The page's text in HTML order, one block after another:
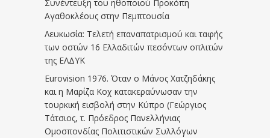
Συνέντευξη του ηθοποιού Προκόπη
Αγαθοκλέους στην Πεμπτουσία
Λευκωσία: Τελετή επαναπατρισμού και ταφής
των οστών 16 Ελλαδιτών πεσόντων οπλιτών
της ΕΛΔΥΚ
Eurovision 1976. Όταν ο Μάνος Χατζηδάκης
και η Μαρίζα Κοχ κατακεραύνωσαν την
τουρκική εισβολή στην Κύπρο (Γεώργιος
Τάτσιος, τ. Πρόεδρος Πανελλήνιας
Ομοσπονδίας Πολιτιστικών Συλλόγων